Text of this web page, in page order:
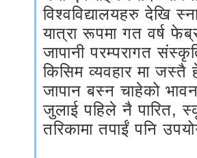
विश्वविद्यालयहरु देखि
यात्रा रूपमा गत वर्ष
जापानी परम्परागत
किसिम व्यवहार मा
जापान बस्न चाहेको
जुलाई पहिले नै पारित,
तरिकामा तपाईं पनि